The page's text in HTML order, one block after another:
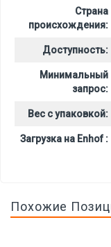
Страна
происхождения:
Доступность:
Минимальный
запрос:
Вес с упаковкой:
Загрузка на Enhof :
Похожие